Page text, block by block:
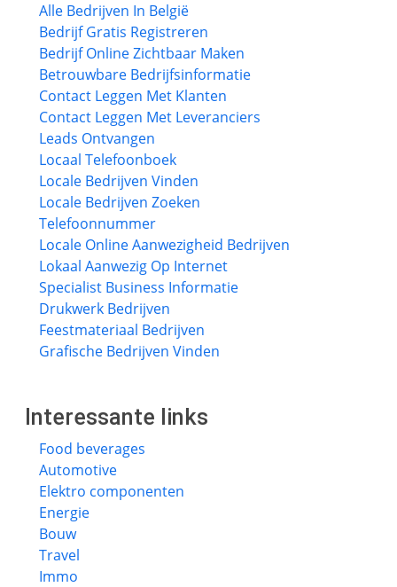
Alle Bedrijven In België
Bedrijf Gratis Registreren
Bedrijf Online Zichtbaar Maken
Betrouwbare Bedrijfsinformatie
Contact Leggen Met Klanten
Contact Leggen Met Leveranciers
Leads Ontvangen
Locaal Telefoonboek
Locale Bedrijven Vinden
Locale Bedrijven Zoeken
Telefoonnummer
Locale Online Aanwezigheid Bedrijven
Lokaal Aanwezig Op Internet
Specialist Business Informatie
Drukwerk Bedrijven
Feestmateriaal Bedrijven
Grafische Bedrijven Vinden
Interessante links
Food beverages
Automotive
Elektro componenten
Energie
Bouw
Travel
Immo